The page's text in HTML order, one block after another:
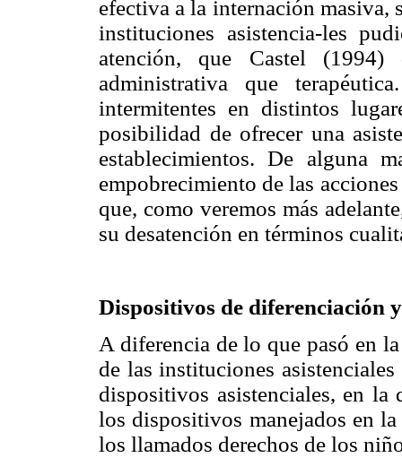
efectiva a la internación masiva,
instituciones asistencia-les
atención, que Castel (1994)
administrativa que
intermitentes en distintos
posibilidad de ofrecer una
establecimientos. De alguna
empobrecimiento de las
que, como veremos más
su desatención en términos
Dispositivos de diferenciación
A diferencia de lo que pasó en
de las instituciones
dispositivos asistenciales, en la
los dispositivos manejados en
los llamados derechos de los